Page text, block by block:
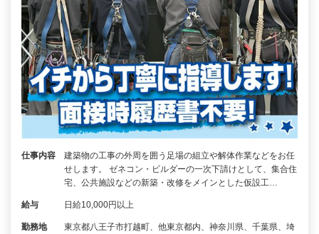
仕事内容
建築物の工事の外周を囲う足場の組立や解体作業などをお任
せします。 ゼネコン・ビルダーの一次下請けとして、集合住
宅、公共施設などの新築・改修をメインとした仮設工…
給与 日給10,000円以上
勤務地
東京都八王子市打越町、他東京都内、神奈川県、千葉県、埼